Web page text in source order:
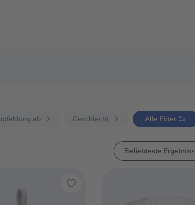
einzugrenzen. Du kannst mit der Tab-Taste zwischen den
ab Geschlecht Alle Filter